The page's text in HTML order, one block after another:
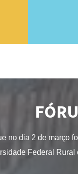
no dia 2 de
Federal